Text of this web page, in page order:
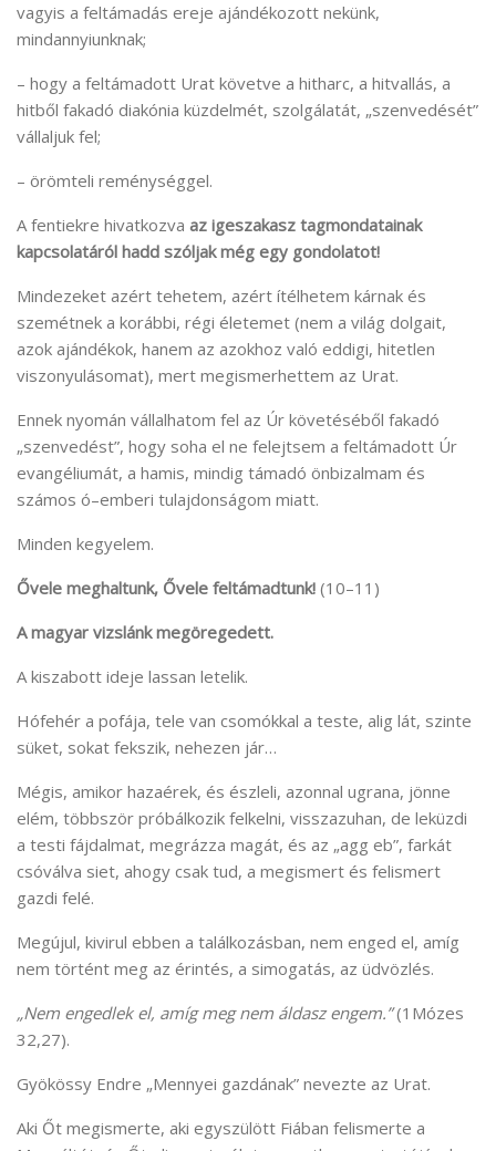
vagyis a feltámadás ereje ajándékozott nekünk,
mindannyiunknak;
– hogy a feltámadott Urat követve a hitharc, a hitvallás, a
hitből fakadó diakónia küzdelmét, szolgálatát, „szenvedését”
vállaljuk fel;
– örömteli reménységgel.
A fentiekre hivatkozva az igeszakasz tagmondatainak
kapcsolatáról hadd szóljak még egy gondolatot!
Mindezeket azért tehetem, azért ítélhetem kárnak és
szemétnek a korábbi, régi életemet (nem a világ dolgait,
azok ajándékok, hanem az azokhoz való eddigi, hitetlen
viszonyulásomat), mert megismerhettem az Urat.
Ennek nyomán vállalhatom fel az Úr követéséből fakadó
„szenvedést”, hogy soha el ne felejtsem a feltámadott Úr
evangéliumát, a hamis, mindig támadó önbizalmam és
számos ó–emberi tulajdonságom miatt.
Minden kegyelem.
Ővele meghaltunk, Ővele feltámadtunk! (10–11)
A magyar vizslánk megöregedett.
A kiszabott ideje lassan letelik.
Hófehér a pofája, tele van csomókkal a teste, alig lát, szinte
süket, sokat fekszik, nehezen jár…
Mégis, amikor hazaérek, és észleli, azonnal ugrana, jönne
elém, többször próbálkozik felkelni, visszazuhan, de leküzdi
a testi fájdalmat, megrázza magát, és az „agg eb”, farkát
csóválva siet, ahogy csak tud, a megismert és felismert
gazdi felé.
Megújul, kivirul ebben a találkozásban, nem enged el, amíg
nem történt meg az érintés, a simogatás, az üdvözlés.
„Nem engedlek el, amíg meg nem áldasz engem.”(1Mózes
32,27).
Gyökössy Endre „Mennyei gazdának” nevezte az Urat.
Aki Őt megismerte, aki egyszülött Fiában felismerte a